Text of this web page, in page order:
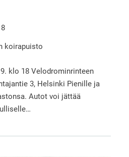
koirapuisto
klo 18 Velodrominrinteen
3, Helsinki Pienille ja
Autot voi jättää